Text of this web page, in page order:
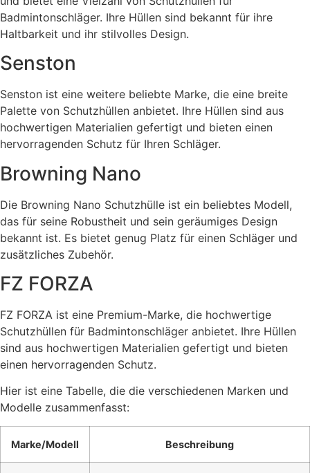
Badmintonschläger. Ihre Hüllen sind bekannt für ihre
Haltbarkeit und ihr stilvolles Design.
Senston
Senston ist eine weitere beliebte Marke, die eine breite
Palette von Schutzhüllen anbietet. Ihre Hüllen sind aus
hochwertigen Materialien gefertigt und bieten einen
hervorragenden Schutz für Ihren Schläger.
Browning Nano
Die Browning Nano Schutzhülle ist ein beliebtes Modell,
das für seine Robustheit und sein geräumiges Design
bekannt ist. Es bietet genug Platz für einen Schläger und
zusätzliches Zubehör.
FZ FORZA
FZ FORZA ist eine Premium-Marke, die hochwertige
Schutzhüllen für Badmintonschläger anbietet. Ihre Hüllen
sind aus hochwertigen Materialien gefertigt und bieten
einen hervorragenden Schutz.
Hier ist eine Tabelle, die die verschiedenen Marken und
Modelle zusammenfasst:
Marke/Modell Beschreibung